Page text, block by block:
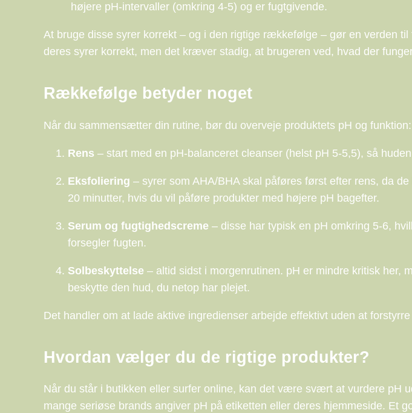
højere pH-intervaller (omkring 4-5) og er fugtgivende.
At bruge disse syrer korrekt – og i den rigtige rækkefølge – gør en verden
deres syrer korrekt, men det kræver stadig, at brugeren ved, hvad der
Rækkefølge betyder noget
Når du sammensætter din rutine, bør du overveje produktets pH og funktion:
Rens – start med en pH-balanceret cleanser (helst pH 5-5,5), så
Eksfoliering – syrer som AHA/BHA skal påføres først efter rens, da
20 minutter, hvis du vil påføre produkter med højere pH bagefter.
Serum og fugtighedscreme – disse har typisk en pH omkring 5-6,
forsegler fugten.
Solbeskyttelse – altid sidst i morgenrutinen. pH er mindre kritisk her,
beskytte den hud, du netop har plejet.
Det handler om at lade aktive ingredienser arbejde effektivt uden at
Hvordan vælger du de rigtige produkter?
Når du står i butikken eller surfer online, kan det være svært at vurdere pH
mange seriøse brands angiver pH på etiketten eller deres hjemmeside. Et